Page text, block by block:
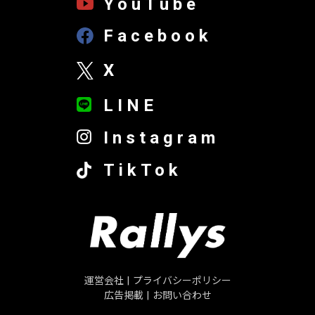
YouTube
Facebook
X
LINE
Instagram
TikTok
運営会社
プライバシーポリシー
広告掲載
お問い合わせ